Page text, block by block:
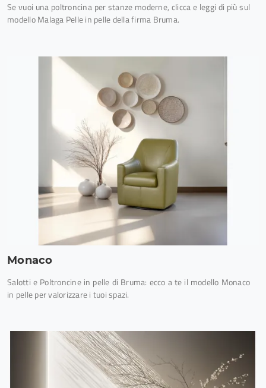
Se vuoi una poltroncina per stanze moderne, clicca e leggi di più sul
modello Malaga Pelle in pelle della firma Bruma.
Monaco
Salotti e Poltroncine in pelle di Bruma: ecco a te il modello Monaco
in pelle per valorizzare i tuoi spazi.